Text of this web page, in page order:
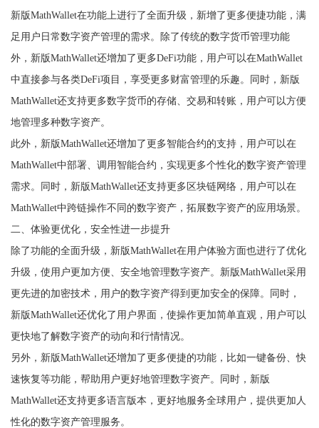
新版MathWallet在功能上进行了全面升级，新增了更多便捷功能，满
足用户日常数字资产管理的需求。除了传统的数字货币管理功能
外，新版MathWallet还增加了更多DeFi功能，用户可以在MathWallet
中直接参与各类DeFi项目，享受更多财富管理的乐趣。同时，新版
MathWallet还支持更多数字货币的存储、交易和转账，用户可以方便
地管理多种数字资产。
此外，新版MathWallet还增加了更多智能合约的支持，用户可以在
MathWallet中部署、调用智能合约，实现更多个性化的数字资产管理
需求。同时，新版MathWallet还支持更多区块链网络，用户可以在
MathWallet中跨链操作不同的数字资产，拓展数字资产的应用场景。
二、体验更优化，安全性进一步提升
除了功能的全面升级，新版MathWallet在用户体验方面也进行了优化
升级，使用户更加方便、安全地管理数字资产。新版MathWallet采用
更先进的加密技术，用户的数字资产得到更加安全的保障。同时，
新版MathWallet还优化了用户界面，使操作更加简单直观，用户可以
更快地了解数字资产的动向和行情情况。
另外，新版MathWallet还增加了更多便捷的功能，比如一键备份、快
速恢复等功能，帮助用户更好地管理数字资产。同时，新版
MathWallet还支持更多语言版本，更好地服务全球用户，提供更加人
性化的数字资产管理服务。